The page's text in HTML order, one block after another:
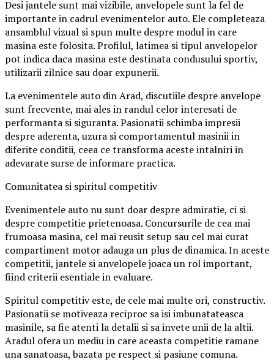
Desi jantele sunt mai vizibile, anvelopele sunt la fel de
importante in cadrul evenimentelor auto. Ele completeaza
ansamblul vizual si spun multe despre modul in care
masina este folosita. Profilul, latimea si tipul anvelopelor
pot indica daca masina este destinata condusului sportiv,
utilizarii zilnice sau doar expunerii.
La evenimentele auto din Arad, discutiile despre anvelope
sunt frecvente, mai ales in randul celor interesati de
performanta si siguranta. Pasionatii schimba impresii
despre aderenta, uzura si comportamentul masinii in
diferite conditii, ceea ce transforma aceste intalniri in
adevarate surse de informare practica.
Comunitatea si spiritul competitiv
Evenimentele auto nu sunt doar despre admiratie, ci si
despre competitie prietenoasa. Concursurile de cea mai
frumoasa masina, cel mai reusit setup sau cel mai curat
compartiment motor adauga un plus de dinamica. In aceste
competitii, jantele si anvelopele joaca un rol important,
fiind criterii esentiale in evaluare.
Spiritul competitiv este, de cele mai multe ori, constructiv.
Pasionatii se motiveaza reciproc sa isi imbunatateasca
masinile, sa fie atenti la detalii si sa invete unii de la altii.
Aradul ofera un mediu in care aceasta competitie ramane
una sanatoasa, bazata pe respect si pasiune comuna.